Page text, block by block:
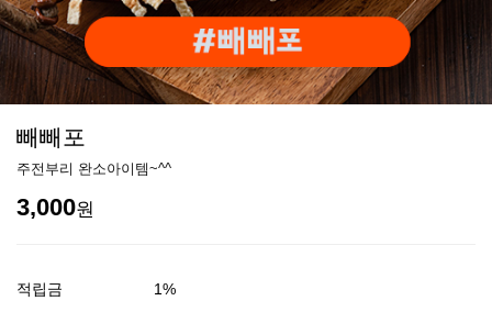
빼빼포
주전부리 완소아이템~^^
3,000원
적립금
1%